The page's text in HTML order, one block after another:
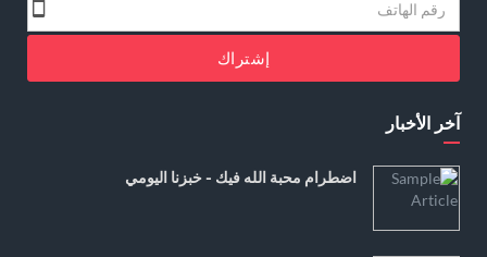
إشتراك
آخر الأخبار
اضطرام محبة الله فيك - خبزنا اليومي